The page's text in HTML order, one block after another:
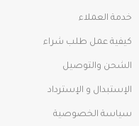
خدمة العملاء
كيفية عمل طلب شراء
الشحن والتوصيل
الإستبدال و الإسترداد
سياسة الخصوصية